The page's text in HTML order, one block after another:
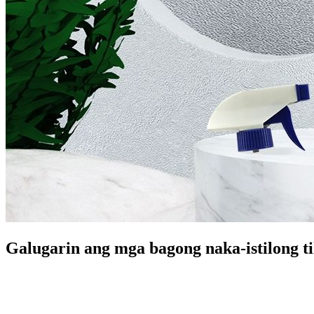
Galugarin ang mga bagong naka-istilong